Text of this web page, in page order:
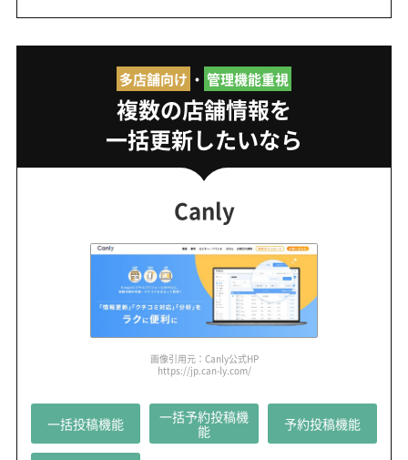
多店舗向け ・ 管理機能重視
複数の店舗情報を
一括更新したいなら
Canly
画像引用元：Canly公式HP
https://jp.can-ly.com/
一括投稿機能
一括予約投稿機
能
予約投稿機能